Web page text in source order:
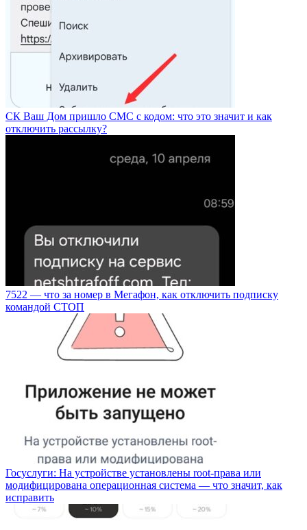
СК Ваш Дом пришло СМС с кодом: что это значит и как
отключить рассылку?
7522 — что за номер в Мегафон, как отключить подписку
командой СТОП
Госуслуги: На устройстве установлены root-права или
модифицирована операционная система — что значит, как
исправить